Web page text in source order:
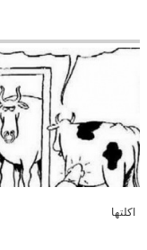
اكلتها